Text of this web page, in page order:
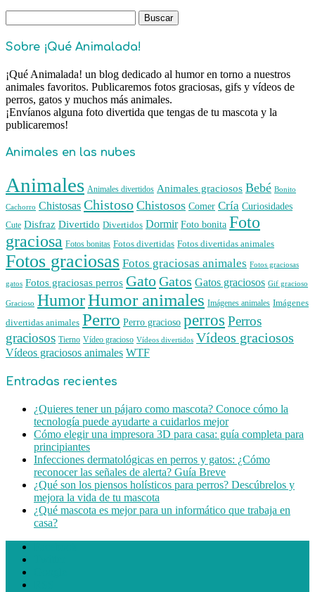
Sobre ¡Qué Animalada!
¡Qué Animalada! un blog dedicado al humor en torno a nuestros
animales favoritos. Publicaremos fotos graciosas, gifs y vídeos de
perros, gatos y muchos más animales.
¡Envíanos alguna foto divertida que tengas de tu mascota y la
publicaremos!
Animales en las nubes
Animales Animales divertidos Animales graciosos Bebé Bonito
Cachorro Chistosas Chistoso Chistosos Comer Cría Curiosidades
Cute Disfraz Divertido Divertidos Dormir Foto bonita Foto
graciosa Fotos bonitas Fotos divertidas Fotos divertidas animales
Fotos graciosas Fotos graciosas animales Fotos graciosas
gatos Fotos graciosas perros GatoGatos Gatos graciosos Gif gracioso
Gracioso HumorHumor animales Imágenes animales Imágenes
divertidas animales Perro Perro gracioso perros Perros
graciosos Tierno Vídeo gracioso Vídeos divertidos Vídeos graciosos
Vídeos graciosos animales WTF
Entradas recientes
¿Quieres tener un pájaro como mascota? Conoce cómo la
tecnología puede ayudarte a cuidarlos mejor
Cómo elegir una impresora 3D para casa: guía completa para
principiantes
Infecciones dermatológicas en perros y gatos: ¿Cómo
reconocer las señales de alerta? Guía Breve
¿Qué son los piensos holísticos para perros? Descúbrelos y
mejora la vida de tu mascota
¿Qué mascota es mejor para un informático que trabaja en
casa?